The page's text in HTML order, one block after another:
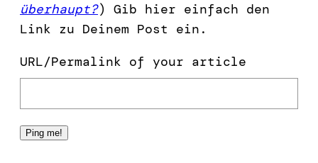
überhaupt?) Gib hier einfach den
Link zu Deinem Post ein.
URL/Permalink of your article